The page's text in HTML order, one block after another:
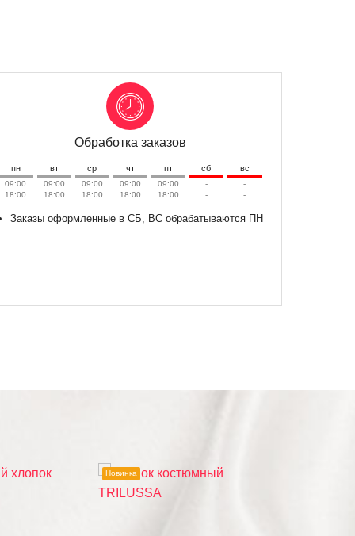
Обработка заказов
пн вт ср чт пт сб вс
09:00
18:00
09:00
18:00
09:00
18:00
09:00
18:00
09:00
18:00
-
-
-
-
Заказы оформленные в СБ, ВС обрабатываются ПН
Новинка